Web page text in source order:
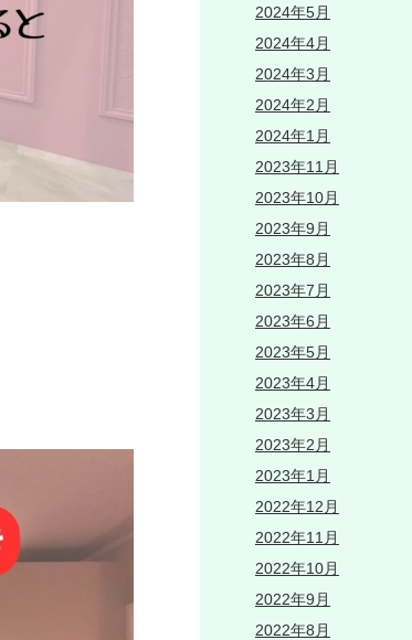
2024年5月
2024年4月
2024年3月
2024年2月
2024年1月
2023年11月
2023年10月
2023年9月
2023年8月
2023年7月
2023年6月
2023年5月
2023年4月
2023年3月
2023年2月
2023年1月
2022年12月
2022年11月
2022年10月
2022年9月
2022年8月